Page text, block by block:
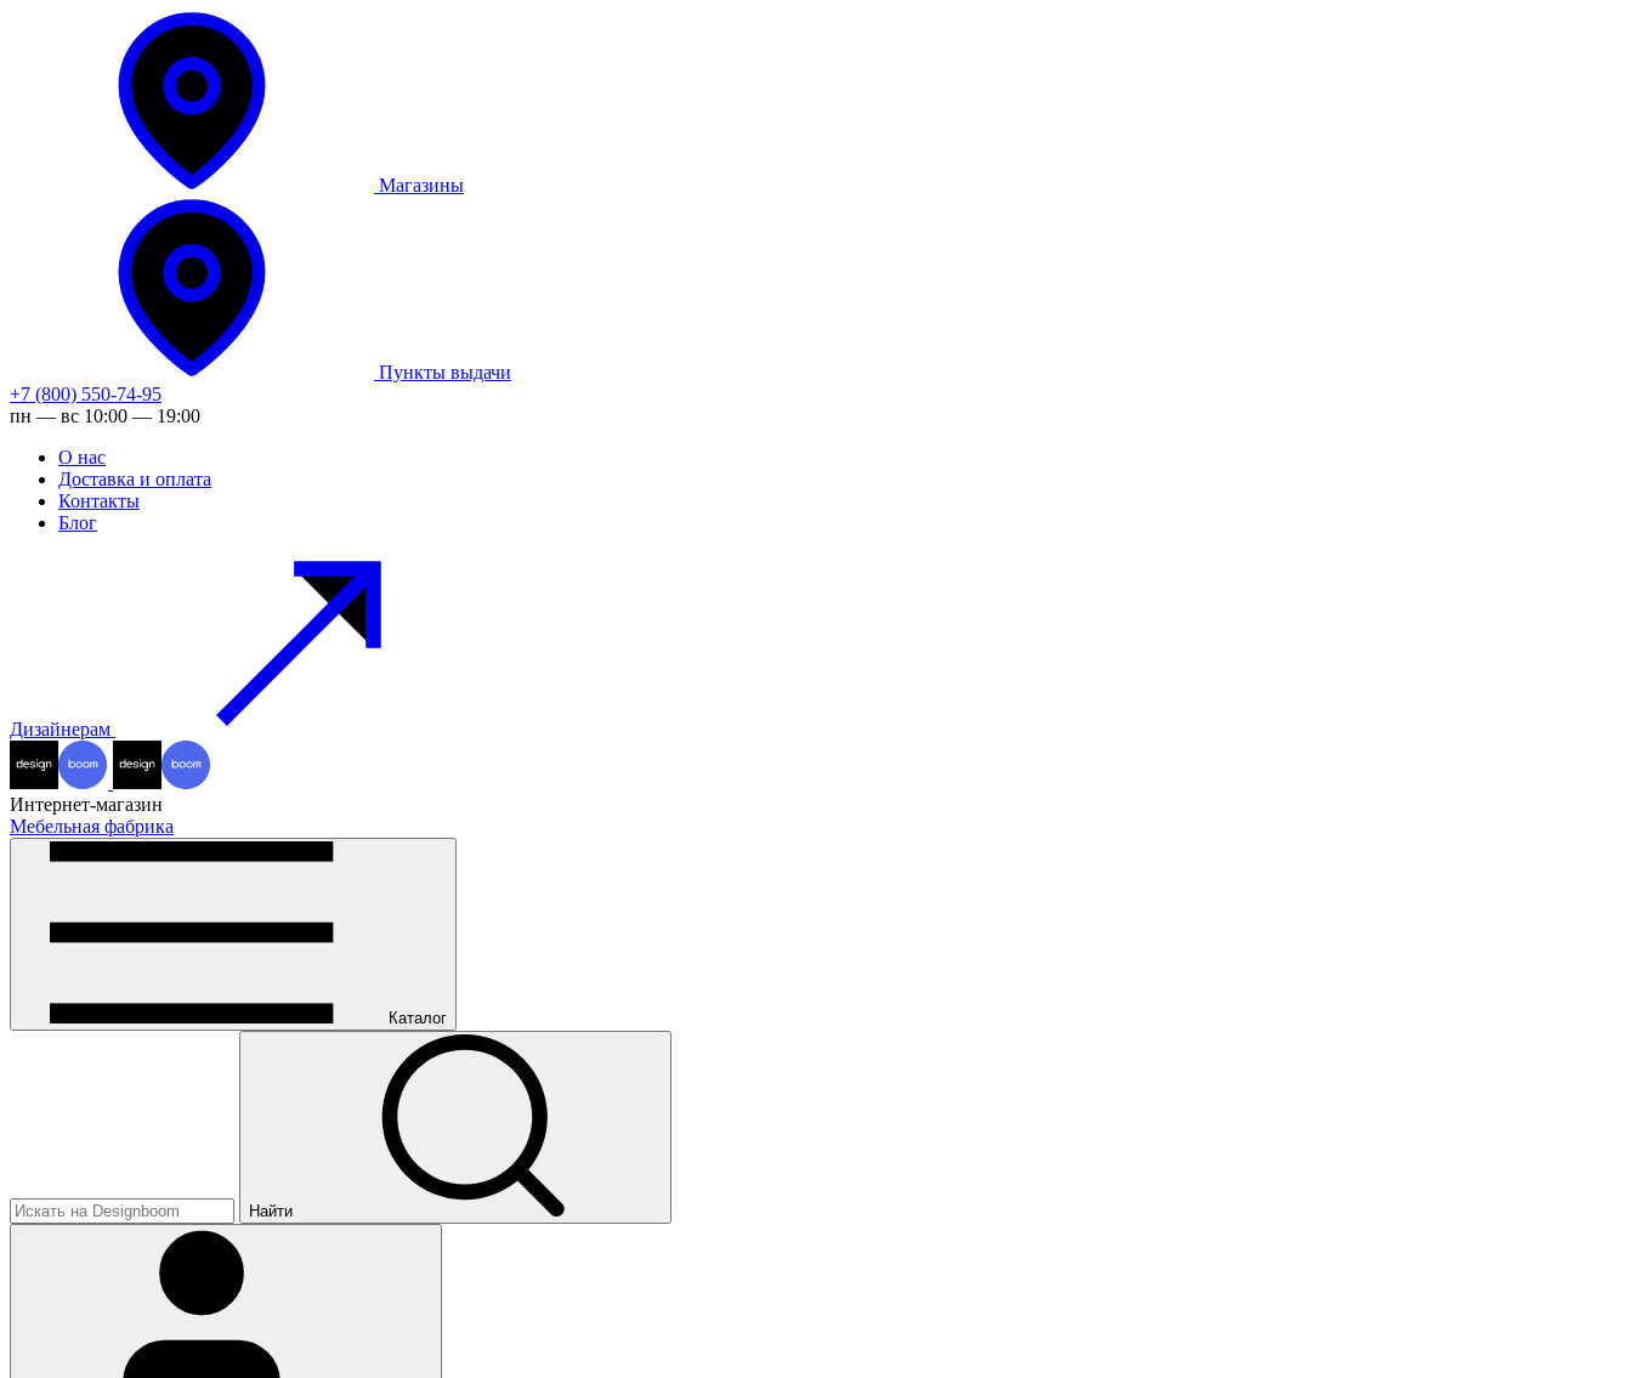
Магазины
Пункты выдачи
+7 (800) 550-74-95
пн — вс 10:00 — 19:00
О нас
Доставка и оплата
Контакты
Блог
Дизайнерам
Интернет-магазин
Мебельная фабрика
Каталог
Найти